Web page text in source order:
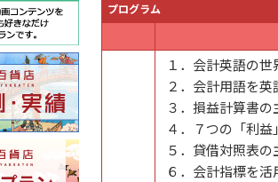
プログラム
１．会計英語の世
２．会計用語を
３．損益計算書の
４．７つの「利
５．貸借対照表の
６．会計指標を活